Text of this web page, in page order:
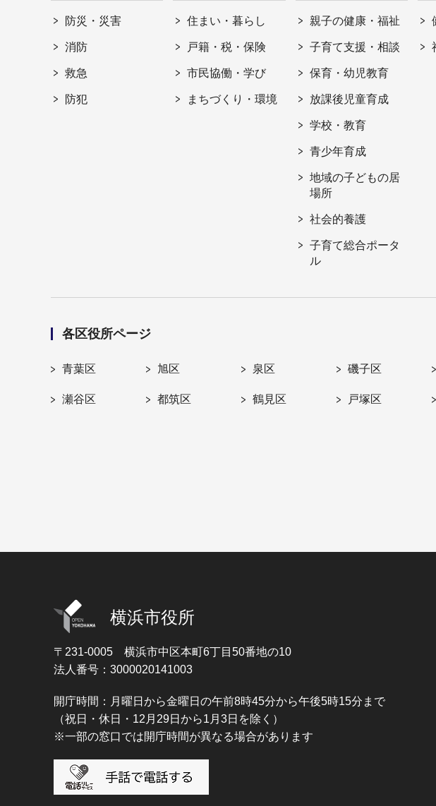
防災・災害
消防
救急
防犯
住まい・暮らし
戸籍・税・保険
市民協働・学び
まちづくり・環境
親子の健康・福祉
子育て支援・相談
保育・幼児教育
放課後児童育成
学校・教育
青少年育成
地域の子どもの居
場所
社会的養護
子育て総合ポータ
ル
各区役所ページ
青葉区 旭区 泉区 磯子区
瀬谷区 都筑区 鶴見区 戸塚区
横浜市役所
〒231-0005 横浜市中区本町6丁目50番地の10
法人番号：3000020141003
開庁時間：月曜日から金曜日の午前8時45分から午後5時15分まで
（祝日・休日・12月29日から1月3日を除く）
※一部の窓口では開庁時間が異なる場合があります